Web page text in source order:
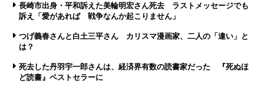
長崎市出身・平和訴えた美輪明宏さん死去 ラストメッセージでも
訴え「愛があれば 戦争なんか起こりません」
つげ義春さんと白土三平さん カリスマ漫画家、二人の「違い」と
は？
死去した丹羽宇一郎さんは、経済界有数の読書家だった 『死ぬほ
ど読書』ベストセラーに